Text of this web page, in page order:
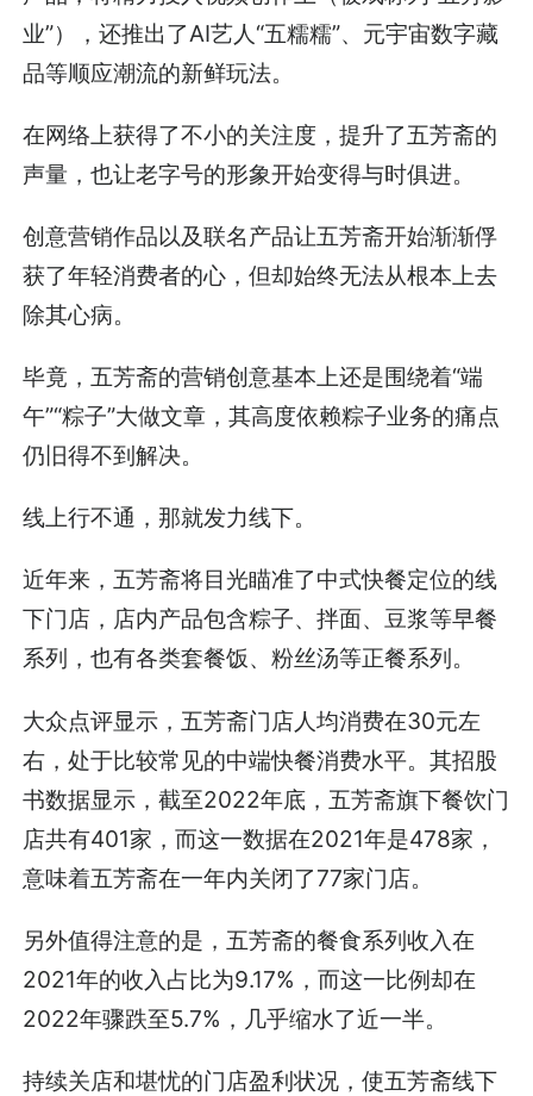
业”），还推出了AI艺人“五糯糯”、元宇宙数字藏
品等顺应潮流的新鲜玩法。
在网络上获得了不小的关注度，提升了五芳斋的
声量，也让老字号的形象开始变得与时俱进。
创意营销作品以及联名产品让五芳斋开始渐渐俘
获了年轻消费者的心，但却始终无法从根本上去
除其心病。
毕竟，五芳斋的营销创意基本上还是围绕着“端
午”“粽子”大做文章，其高度依赖粽子业务的痛点
仍旧得不到解决。
线上行不通，那就发力线下。
近年来，五芳斋将目光瞄准了中式快餐定位的线
下门店，店内产品包含粽子、拌面、豆浆等早餐
系列，也有各类套餐饭、粉丝汤等正餐系列。
大众点评显示，五芳斋门店人均消费在30元左
右，处于比较常见的中端快餐消费水平。其招股
书数据显示，截至2022年底，五芳斋旗下餐饮门
店共有401家，而这一数据在2021年是478家，
意味着五芳斋在一年内关闭了77家门店。
另外值得注意的是，五芳斋的餐食系列收入在
2021年的收入占比为9.17%，而这一比例却在
2022年骤跌至5.7%，几乎缩水了近一半。
持续关店和堪忧的门店盈利状况，使五芳斋线下